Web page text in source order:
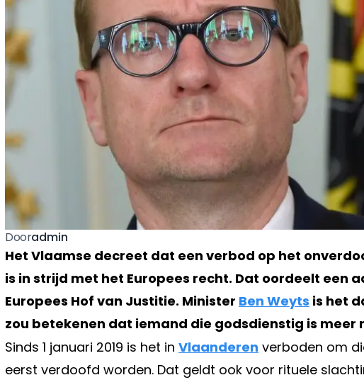
Dooradmin
Het Vlaamse decreet dat een verbod op het
is in strijd met het Europees recht. Dat oordeelt een
Europees Hof van Justitie. Minister Ben Weyts is het
zou betekenen dat iemand die godsdienstig is meer
Sinds 1 januari 2019 is het in Vlaanderen verboden om
eerst verdoofd worden. Dat geldt ook voor rituele